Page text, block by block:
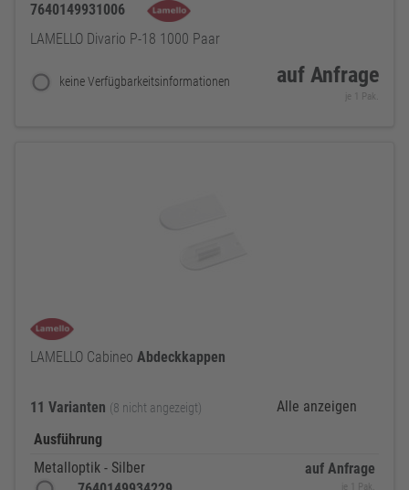
7640149931006
LAMELLO Divario P-18 1000 Paar
keine Verfügbarkeitsinformationen auf Anfrage
je 1 Pak.
LAMELLO Cabineo Abdeckkappen
11 Varianten (8 nicht angezeigt)
Alle anzeigen
Ausführung
Metalloptik - Silber
auf Anfrage
je 1 Pak.